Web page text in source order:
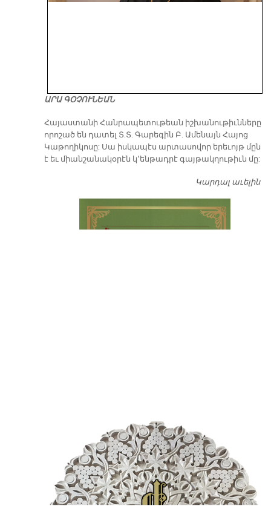
ԱՐԱ ԳՕՉՈՒՆԵԱՆ
​Հայաստանի Հանրապետութեան իշխանութիւնները
որոշած են դատել Տ.Տ. Գարեգին Բ. Ամենայն Հայոց
Կաթողիկոսը: Սա իսկապէս արտասովոր երեւոյթ մըն
է եւ միանշանակօրէն կ՚ենթադրէ գայթակղութիւն մը:
Կարդալ աւելին